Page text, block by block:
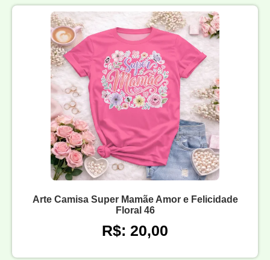
Arte Camisa Super Mamãe Amor e Felicidade
Floral 46
R$: 20,00